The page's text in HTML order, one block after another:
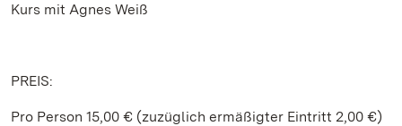
Kurs mit Agnes Weiß
PREIS:
Pro Person 15,00 € (zuzüglich ermäßigter Eintritt 2,00 €)